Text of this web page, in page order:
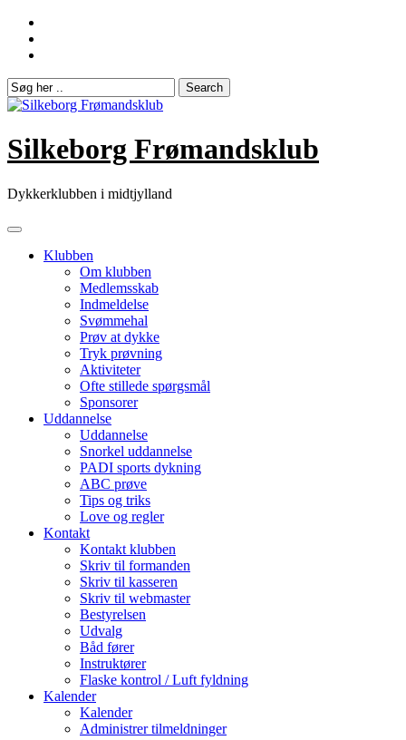
Skip
content
Silkeborg Frømandsklub
Dykkerklubben i midtjylland
Klubben
Om klubben
Medlemsskab
Indmeldelse
Svømmehal
Prøv at dykke
Tryk prøvning
Aktiviteter
Ofte stillede spørgsmål
Sponsorer
Uddannelse
Uddannelse
Snorkel uddannelse
PADI sports dykning
ABC prøve
Tips og triks
Love og regler
Kontakt
Kontakt klubben
Skriv til formanden
Skriv til kasseren
Skriv til webmaster
Bestyrelsen
Udvalg
Båd fører
Instruktører
Flaske kontrol / Luft fyldning
Kalender
Kalender
Administrer tilmeldninger